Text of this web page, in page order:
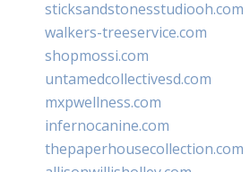
sticksandstonesstudiooh.com
walkers-treeservice.com
shopmossi.com
untamedcollectivesd.com
mxpwellness.com
infernocanine.com
thepaperhousecollection.com